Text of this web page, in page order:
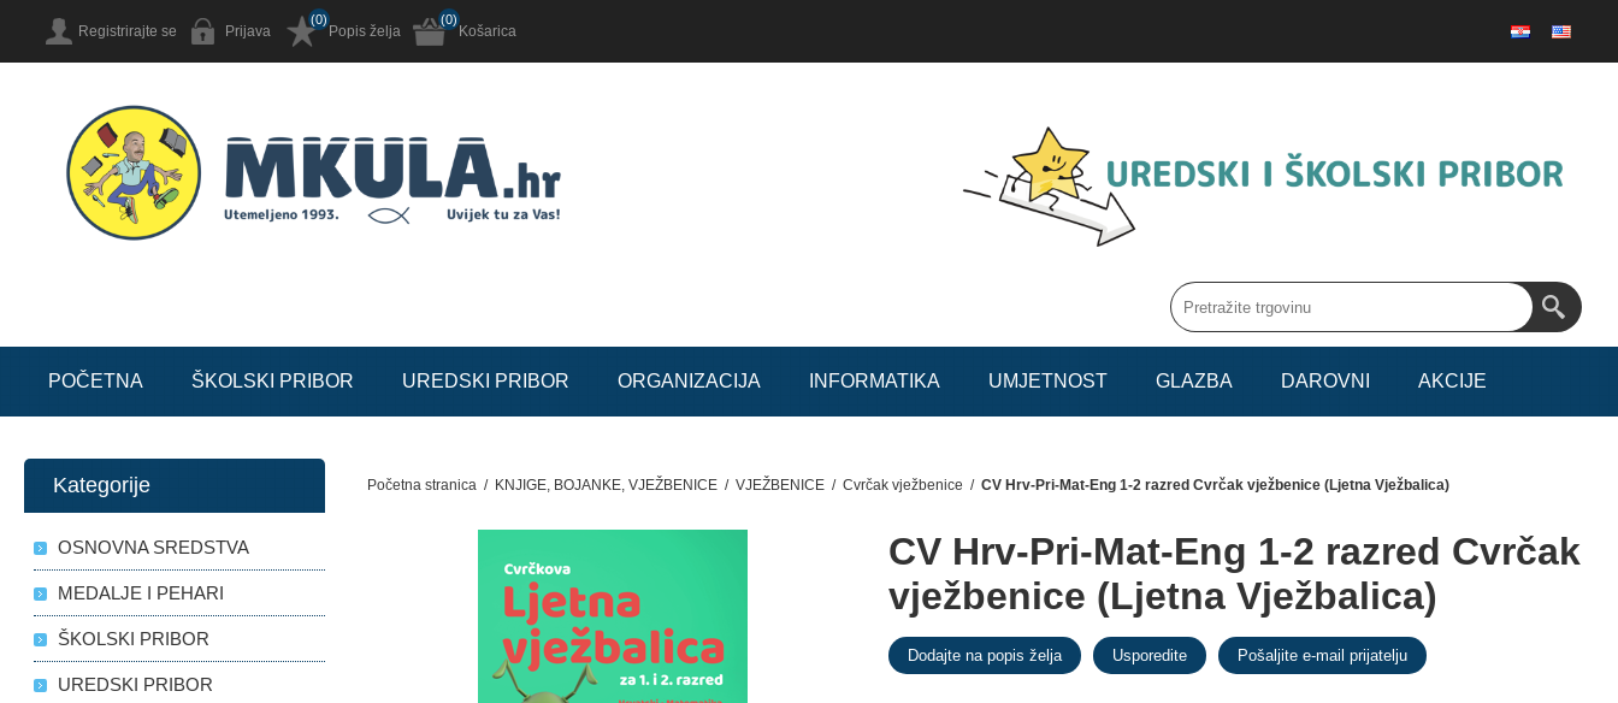
Registrirajte se Prijava Popis želja
(0)
Košarica
(0)
POČETNA ŠKOLSKI PRIBOR UREDSKI PRIBOR ORGANIZACIJA INFORMATIKA UMJETNOST GLAZBA DAROVNI AKCIJE
Početna stranica / KNJIGE, BOJANKE, VJEŽBENICE / VJEŽBENICE / Cvrčak vježbenice / CV Hrv-Pri-Mat-Eng 1-2 razred Cvrčak vježbenice (Ljetna Vježbalica)
CV Hrv-Pri-Mat-Eng 1-2 razred Cvrčak
vježbenice (Ljetna Vježbalica)
Kategorije
OSNOVNA SREDSTVA
MEDALJE I PEHARI
ŠKOLSKI PRIBOR
UREDSKI PRIBOR